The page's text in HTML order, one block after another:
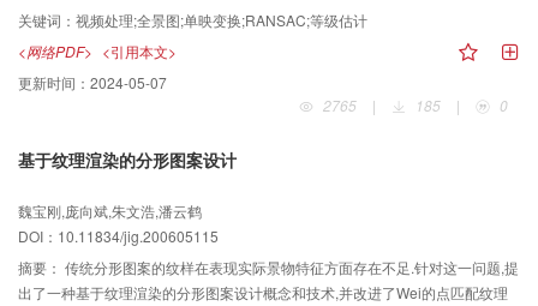
的改进估计,以使其能够达到要求的子像素级精度;最后运用时间中值滤波绘制全
景图.实验结果表明,该算法检测的全景图不仅帧间配准达到了一定的子像素级精
度,而且基本达到了无缝连接.
关键词： 视频处理;全景图;单映变换;RANSAC;等级估计
<网络PDF> <引用本文>
更新时间： 2024-05-07
2765
| 185 | 0
基于纹理渲染的分形图案设计
魏宝刚,庞向斌,朱文浩,潘云鹤
DOI：10.11834/jig.200605115
摘要： 传统分形图案的纹样在表现实际景物特征方面存在不足.针对这一问题,提
出了一种基于纹理渲染的分形图案设计概念和技术,并改进了Wei的点匹配纹理